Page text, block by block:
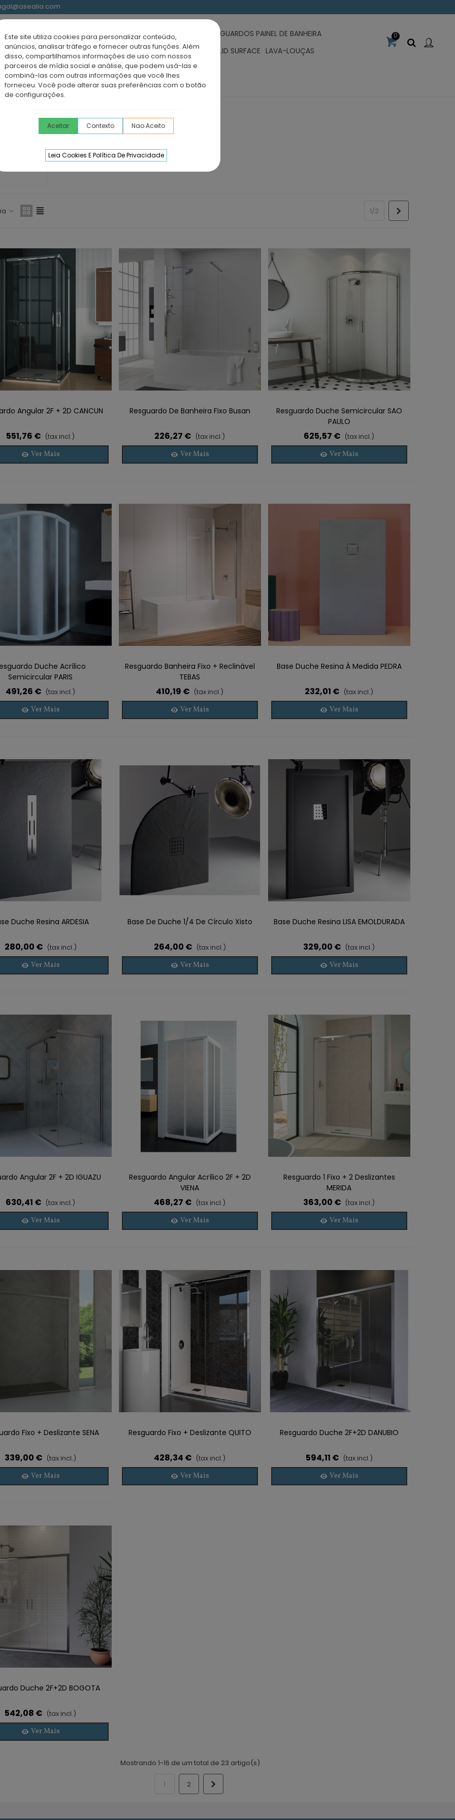
Este site utiliza cookies para personalizar conteúdo,
anúncios, analisar tráfego e fornecer outras funções. Além
disso, compartilhamos informações de uso com nossos
parceiros de mídia social e análise, que podem usá-las e
combiná-las com outras informações que você lhes
forneceu. Você pode alterar suas preferências com o botão
de configurações.
Aceitar Contexto Nao Aceito
Leia Cookies E Política De Privacidade
BANHO BASES DE DUCHE RESGUARDOS ACRÍLICOS
RESGUARDOS PAINEL DE BANHEIRA
MÓVEIS CASA DE BANHO TORNEIRAS LAVATÓRIOS SOLID SURFACE LAVA-LOUÇAS
0
MAMPARAS DOCCIA
1/2
Angular 2F + 2D CANCUN
551,76 € (tax incl.)
Ver Mais
Resguardo De Banheira Fixo Busan
226,27 € (tax incl.)
Ver Mais
Resguardo Duche Semicircular SAO
PAULO
625,57 € (tax incl.)
Ver Mais
Duche Acrílico
Semicircular PARIS
491,26 € (tax incl.)
Ver Mais
Resguardo Banheira Fixo + Reclinável
TEBAS
410,19 € (tax incl.)
Ver Mais
Base Duche Resina Á Medida PEDRA
232,01 € (tax incl.)
Ver Mais
Duche Resina ARDESIA
280,00 € (tax incl.)
Ver Mais
Base De Duche 1/4 De Círculo Xisto
264,00 € (tax incl.)
Ver Mais
Base Duche Resina LISA EMOLDURADA
329,00 € (tax incl.)
Ver Mais
Angular 2F + 2D IGUAZU
630,41 € (tax incl.)
Ver Mais
Resguardo Angular Acrílico 2F + 2D
VIENA
468,27 € (tax incl.)
Ver Mais
Resguardo 1 Fixo + 2 Deslizantes
MERIDA
363,00 € (tax incl.)
Ver Mais
Fixo + Deslizante SENA
339,00 € (tax incl.)
Ver Mais
Resguardo Fixo + Deslizante QUITO
428,34 € (tax incl.)
Ver Mais
Resguardo Duche 2F+2D DANUBIO
594,11 € (tax incl.)
Ver Mais
Duche 2F+2D BOGOTA
542,08 € (tax incl.)
Ver Mais
Mostrando 1-16 de um total de 23 artigo(s)
1 2